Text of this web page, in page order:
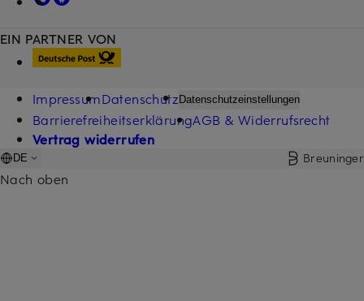
EIN PARTNER VON
ImpressumDatenschutzDatenschutzeinstellungen
BarrierefreiheitserklärungAGB & Widerrufsrecht
Vertrag widerrufen
DE Breuninger
Nach oben